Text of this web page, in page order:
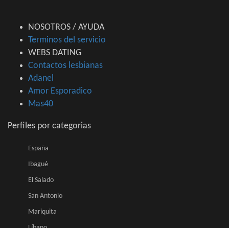
NOSOTROS / AYUDA
Terminos del servicio
WEBS DATING
Contactos lesbianas
Adanel
Amor Esporadico
Mas40
Perfiles por categorias
España
Ibagué
El Salado
San Antonio
Mariquita